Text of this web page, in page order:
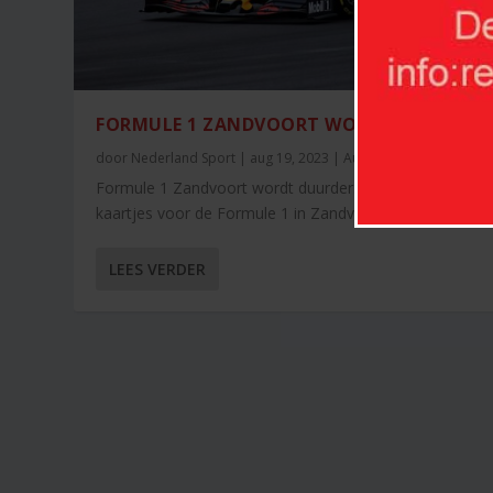
FORMULE 1 ZANDVOORT WORDT DUURDER
door Nederland Sport | aug 19, 2023 |Auto/motorsport
Formule 1 Zandvoort wordt duurder. Wie volgend jaar
kaartjes voor de Formule 1 in Zandvoort wil...
LEES VERDER